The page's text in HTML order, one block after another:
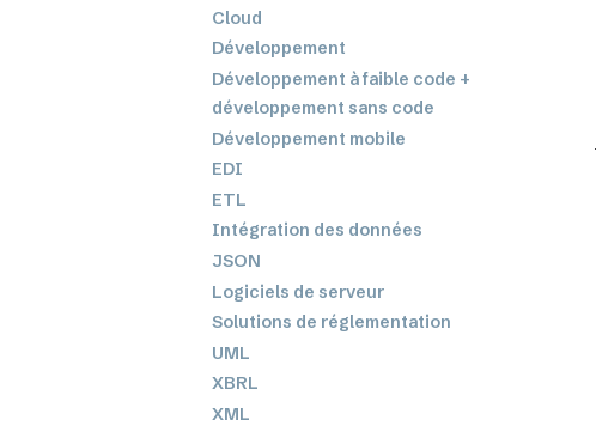
Cloud
Développement
Développement à faible code +
développement sans code
Développement mobile
EDI
ETL
Intégration des données
JSON
Logiciels de serveur
Solutions de réglementation
UML
XBRL
XML